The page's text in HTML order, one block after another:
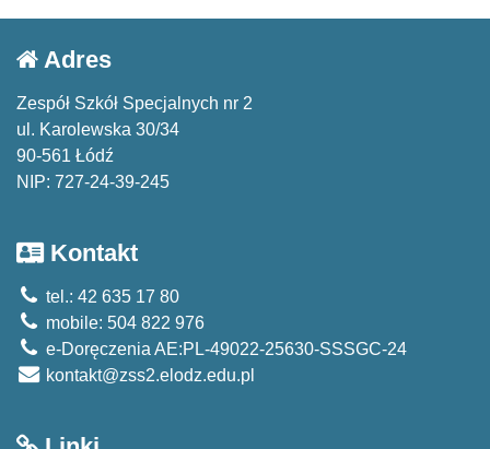
Adres
Zespół Szkół Specjalnych nr 2
ul. Karolewska 30/34
90-561 Łódź
NIP: 727-24-39-245
Kontakt
tel.: 42 635 17 80
mobile: 504 822 976
e-Doręczenia AE:PL-49022-25630-SSSGC-24
kontakt@zss2.elodz.edu.pl